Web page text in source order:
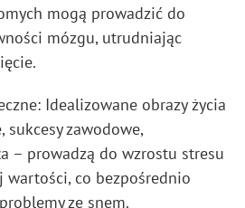
mogą prowadzić do
mózgu, utrudniając
Idealizowane obrazy życia
sukcesy zawodowe,
– prowadzą do wzrostu stresu
wartości, co bezpośrednio
ze snem.